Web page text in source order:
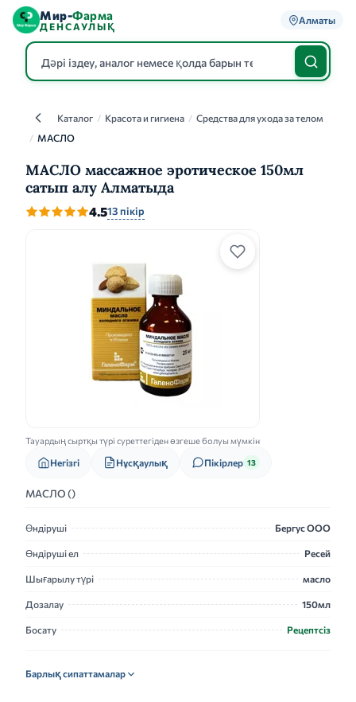
Мир-Фарма
ДЕНСАУЛЫҚ
Алматы
КаталогКаталог / Красота и гигиена / Средства для ухода за телом
/ МАСЛО
МАСЛО массажное эротическое 150мл
сатып алу Алматыда
4.513 пікір
Тауардың сыртқы түрі суреттегіден өзгеше болуы мүмкін
Негізгі Нұсқаулық Пікірлер 13
МАСЛО ()
Өндіруші Бергус ООО
Өндіруші ел Ресей
Шығарылу түрі масло
Дозалау 150мл
Босату Рецептсіз
Барлық сипаттамалар